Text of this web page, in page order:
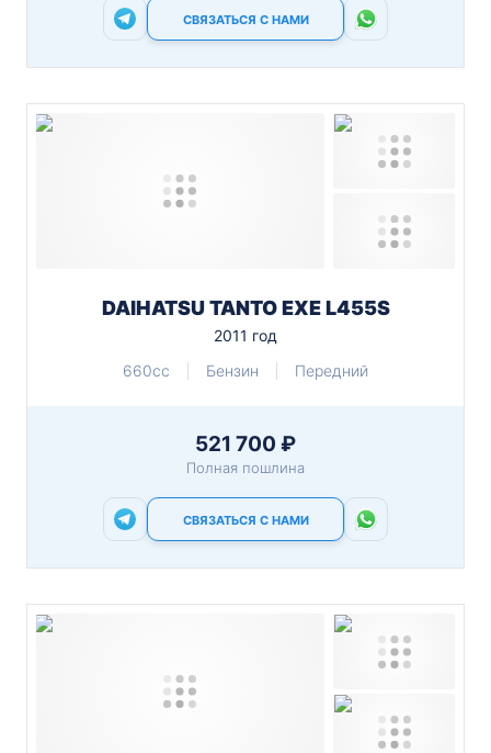
СВЯЗАТЬСЯ С НАМИ
DAIHATSU TANTO EXE L455S
2011 год
660cc
Бензин Передний
521 700 ₽
Полная пошлина
СВЯЗАТЬСЯ С НАМИ